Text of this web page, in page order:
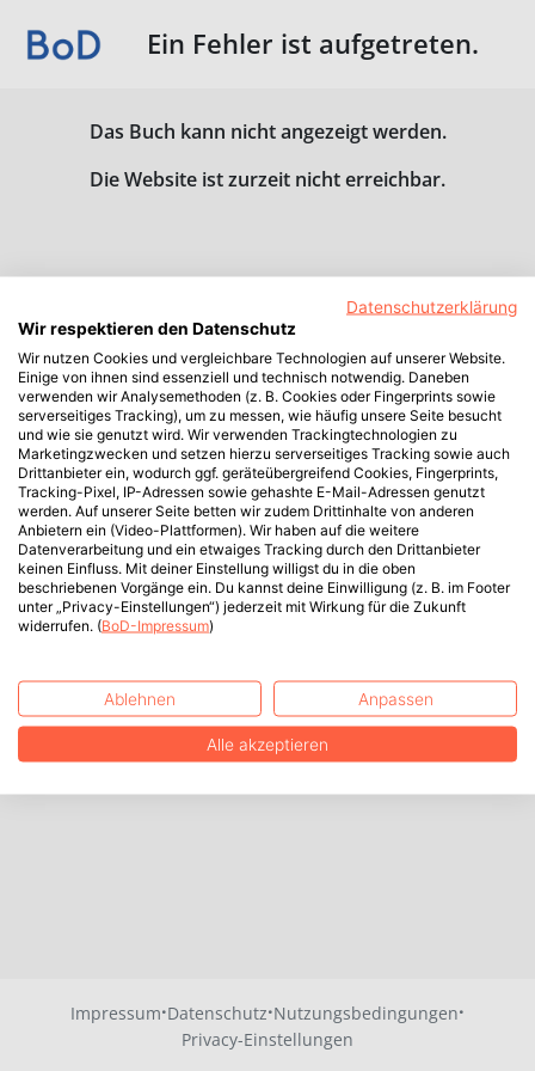
Ein Fehler ist aufgetreten.
Das Buch kann nicht angezeigt werden.
Die Website ist zurzeit nicht erreichbar.
Impressum·Datenschutz·Nutzungsbedingungen·
Privacy-Einstellungen
Datenschutzerklärung
Wir respektieren den Datenschutz
Wir nutzen Cookies und vergleichbare Technologien auf unserer Website.
Einige von ihnen sind essenziell und technisch notwendig. Daneben
verwenden wir Analysemethoden (z. B. Cookies oder Fingerprints sowie
serverseitiges Tracking), um zu messen, wie häufig unsere Seite besucht
und wie sie genutzt wird. Wir verwenden Trackingtechnologien zu
Marketingzwecken und setzen hierzu serverseitiges Tracking sowie auch
Drittanbieter ein, wodurch ggf. geräteübergreifend Cookies, Fingerprints,
Tracking-Pixel, IP-Adressen sowie gehashte E-Mail-Adressen genutzt
werden. Auf unserer Seite betten wir zudem Drittinhalte von anderen
Anbietern ein (Video-Plattformen). Wir haben auf die weitere
Datenverarbeitung und ein etwaiges Tracking durch den Drittanbieter
keinen Einfluss. Mit deiner Einstellung willigst du in die oben
beschriebenen Vorgänge ein. Du kannst deine Einwilligung (z. B. im Footer
unter „Privacy-Einstellungen“) jederzeit mit Wirkung für die Zukunft
widerrufen. (BoD-Impressum)
Ablehnen Anpassen
Alle akzeptieren